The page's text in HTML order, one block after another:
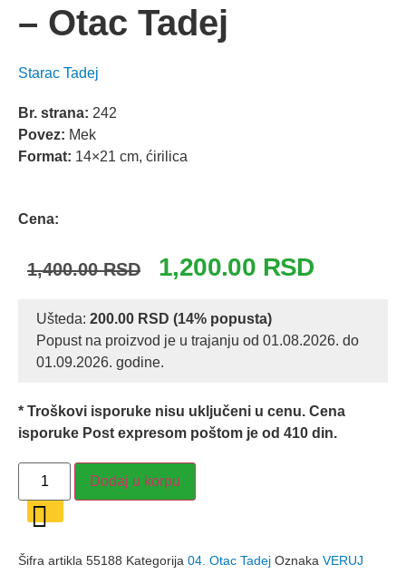
– Otac Tadej
Starac Tadej
Br. strana: 242
Povez: Mek
Format: 14×21 cm, ćirilica
Cena:
1,400.00RSD
Originalna
je
bila:
1,400.00 RSD.
1,200.00 RSDTrenutna
1,200.00
Ušteda: 200.00 RSD (14% popusta)
Popust na proizvod je u trajanju od 01.08.2026. do
01.09.2026. godine.
* Troškovi isporuke nisu uključeni u cenu. Cena
isporuke Post expresom poštom je od 410 din.
VERUJ,
NADAJ
SE
SVE
DOBRO
BITI
Dodaj u korpu
Šifra artikla 55188 Kategorija 04. Otac Tadej Oznaka VERUJ